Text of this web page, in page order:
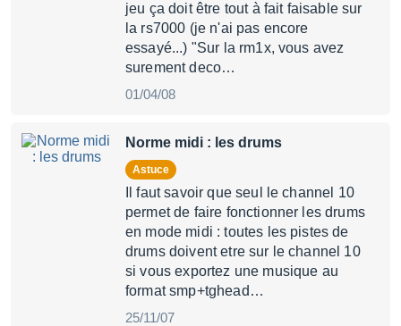
jeu ça doit être tout à fait faisable sur
la rs7000 (je n'ai pas encore
essayé...) "Sur la rm1x, vous avez
surement deco…
01/04/08
Norme midi : les drums
Astuce
Il faut savoir que seul le channel 10
permet de faire fonctionner les drums
en mode midi : toutes les pistes de
drums doivent etre sur le channel 10
si vous exportez une musique au
format smp+tghead…
25/11/07